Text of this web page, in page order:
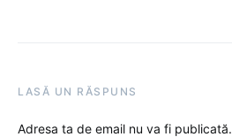
LASĂ UN RĂSPUNS
Adresa ta de email nu va fi publicată.